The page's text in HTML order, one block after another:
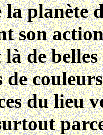
la planète
son
là de
de
du lieu